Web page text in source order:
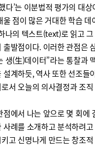
다’는 이분법적 평가의 대
울 점이 많은 거대한 학습
나의 텍스트(text)로 읽고
출발점이다. 이러한 관점은
생(生)데이터”라는 통찰과
설계하듯, 역사 또한 선조들
서 오늘의 의사결정과 조
점에서 나는 앞으로 몇 회
사례를 소개하고 분석하려
고 신명나게 만드는 창조